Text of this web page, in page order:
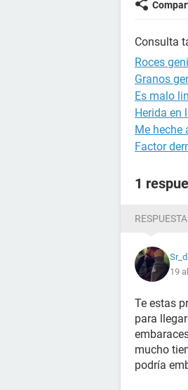
Consulta
Roces
Granos
Es malo
Herida en
Me heche
Factor
1
19
Te estas
para
mucho
podría